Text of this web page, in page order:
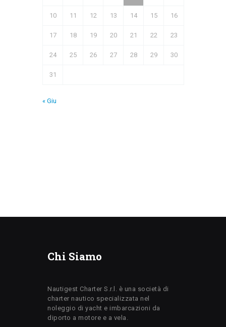
10 11 12 13 14 15 16
17 18 19 20 21 22 23
24 25 26 27 28 29 30
31
« Giu
Chi Siamo
Nautigest Charter S.r.l. è una società di
charter nautico specializzata nel
noleggio di yacht e imbarcazioni da
diporto a motore e a vela.